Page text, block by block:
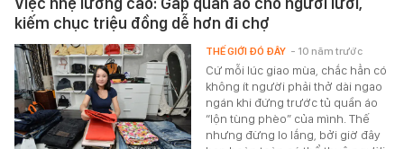
kiếm chục triệu đồng dễ hơn đi chợ
Cứ mỗi lúc giao mùa, chắc hẳn có
không ít người phải thở dài ngao
ngán khi đứng trước tủ quần áo
“lộn tùng phèo” của mình. Thế
nhưng đừng lo lắng, bởi giờ đây
THẾ GIỚI ĐÓ ĐÂY - 10 năm trước